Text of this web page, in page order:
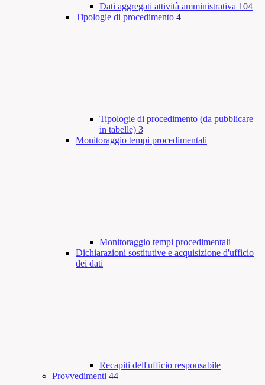
Dati aggregati attività amministrativa 104
Tipologie di procedimento 4
Tipologie di procedimento (da pubblicare
in tabelle) 3
Monitoraggio tempi procedimentali
Monitoraggio tempi procedimentali
Dichiarazioni sostitutive e acquisizione d'ufficio
dei dati
Recapiti dell'ufficio responsabile
Provvedimenti 44